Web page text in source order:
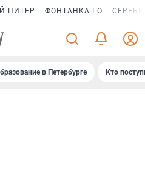
ПИТЕР ФОНТАНКА ГО
в Петербурге Кто